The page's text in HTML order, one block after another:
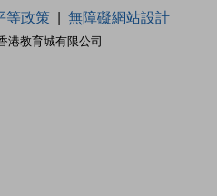
港教育城有限公司
等政策 無障礙網站設計